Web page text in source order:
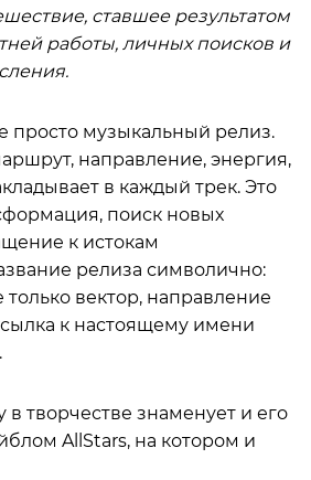
ставшее результатом
работы, личных поисков и
просто музыкальный релиз.
направление, энергия,
в каждый трек. Это
поиск новых
к истокам
релиза символично:
только вектор, направление
к настоящему имени
в творчестве знаменует и его
AllStars, на котором и